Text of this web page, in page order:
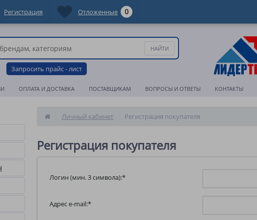
Запросить прайс - лист
ОПЛАТА И ДОСТАВКА ПОСТАВЩИКАМ ВОПРОСЫ И ОТВЕТЫ КОНТАКТЫ
Личный кабинет Регистрация покупателя
Регистрация покупателя
Логин (мин. 3 символа):*
Адрес e-mail:*
Регистрация Отложенные 0